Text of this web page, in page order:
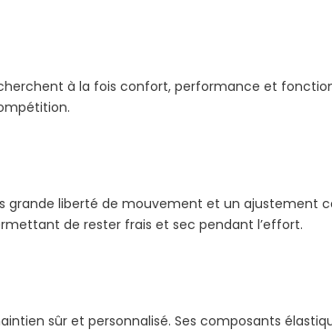
à la fois confort, performance et
liberté de mouvement et un ajustement
de rester frais et sec pendant l’effort.
sûr et personnalisé. Ses composants